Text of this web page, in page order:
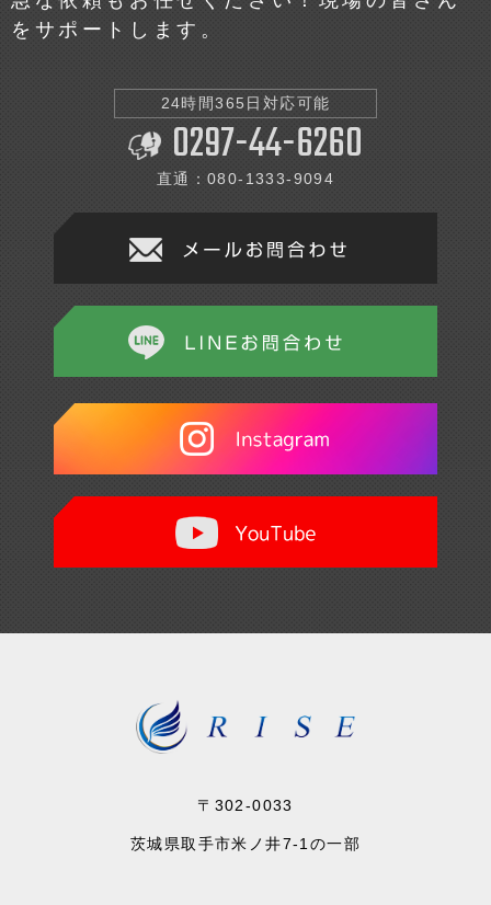
をサポートします。
24時間365日対応可能
0297-44-6260
直通：080-1333-9094
〒302-0033
茨城県取手市米ノ井7-1の一部